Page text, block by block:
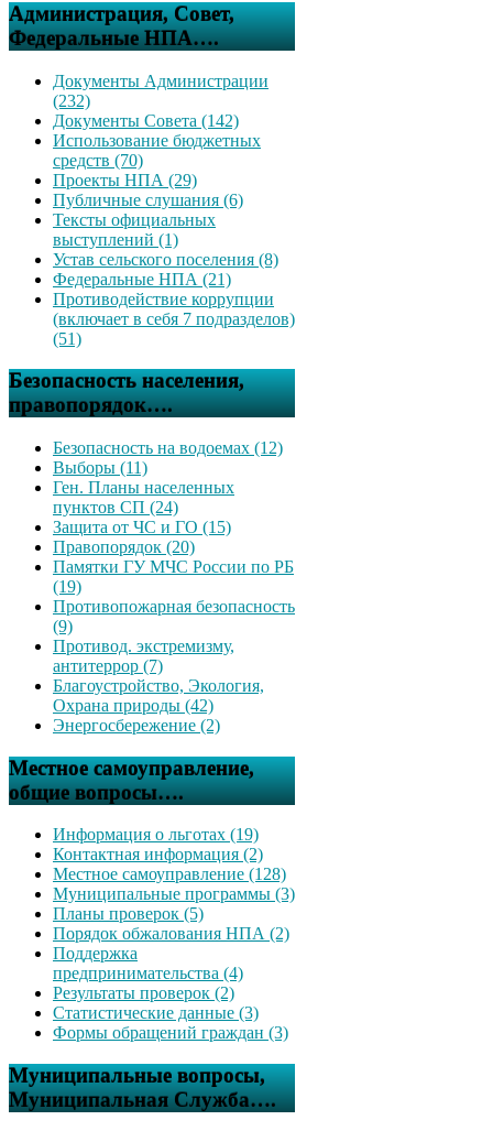
Администрация, Совет,
Федеральные НПА….
Документы Администрации
(232)
Документы Совета (142)
Использование бюджетных
средств (70)
Проекты НПА (29)
Публичные слушания (6)
Тексты официальных
выступлений (1)
Устав сельского поселения (8)
Федеральные НПА (21)
Противодействие коррупции
(включает в себя 7 подразделов)
(51)
Безопасность населения,
правопорядок….
Безопасность на водоемах (12)
Выборы (11)
Ген. Планы населенных
пунктов СП (24)
Защита от ЧС и ГО (15)
Правопорядок (20)
Памятки ГУ МЧС России по РБ
(19)
Противопожарная безопасность
(9)
Противод. экстремизму,
антитеррор (7)
Благоустройство, Экология,
Охрана природы (42)
Энергосбережение (2)
Местное самоуправление,
общие вопросы….
Информация о льготах (19)
Контактная информация (2)
Местное самоуправление (128)
Муниципальные программы (3)
Планы проверок (5)
Порядок обжалования НПА (2)
Поддержка
предпринимательства (4)
Результаты проверок (2)
Статистические данные (3)
Формы обращений граждан (3)
Муниципальные вопросы,
Муниципальная Служба….